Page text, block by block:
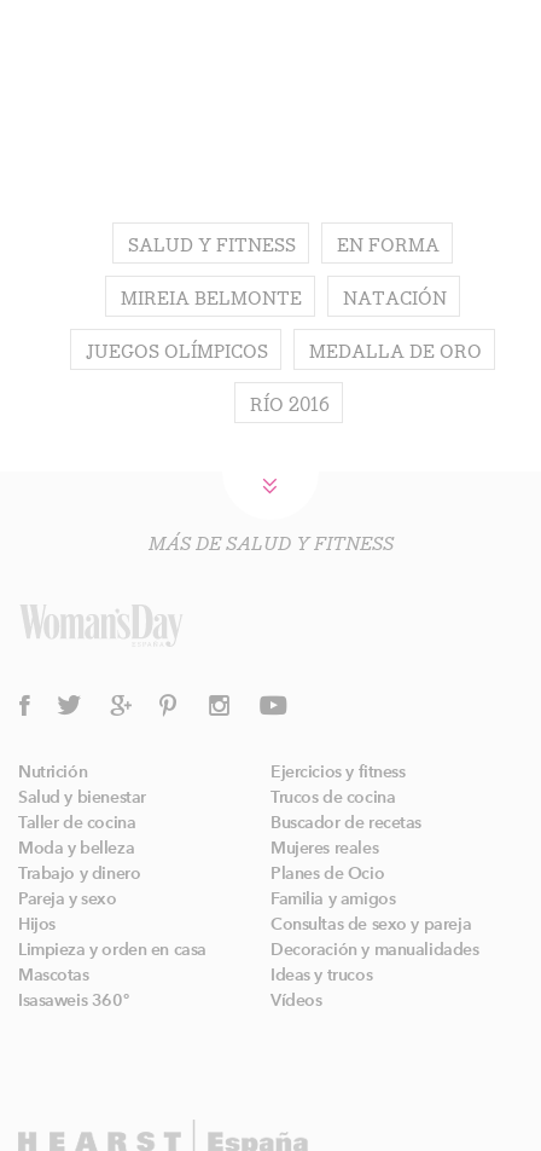
SALUD Y FITNESS EN FORMA
MIREIA BELMONTE NATACIÓN
JUEGOS OLÍMPICOS MEDALLA DE ORO
RÍO 2016
MÁS DE SALUD Y FITNESS
Nutrición
Ejercicios y fitness
Salud y bienestar
Trucos de cocina
Taller de cocina
Buscador de recetas
Moda y belleza
Mujeres reales
Trabajo y dinero
Planes de Ocio
Pareja y sexo
Familia y amigos
Hijos
Consultas de sexo y pareja
Limpieza y orden en casa
Decoración y manualidades
Mascotas
Ideas y trucos
Isasaweis 360º
Vídeos